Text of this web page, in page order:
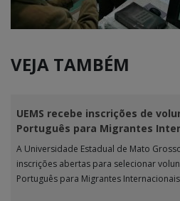
VEJA TAMBÉM
UEMS recebe inscrições de
Português para Migrantes
A Universidade Estadual de Mato
inscrições abertas para selecionar
Português para Migrantes